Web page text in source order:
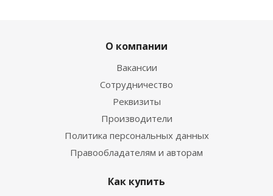
О компании
Вакансии
Сотрудничество
Реквизиты
Производители
Политика персональных данных
Правообладателям и авторам
Как купить